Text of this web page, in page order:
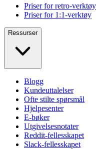
Priser for retro-verktøy
Priser for 1:1-verktøy
Ressurser
Blogg
Kundeuttalelser
Ofte stilte spørsmål
Hjelpesenter
E-bøker
Utgivelsesnotater
Reddit-fellesskapet
Slack-fellesskapet